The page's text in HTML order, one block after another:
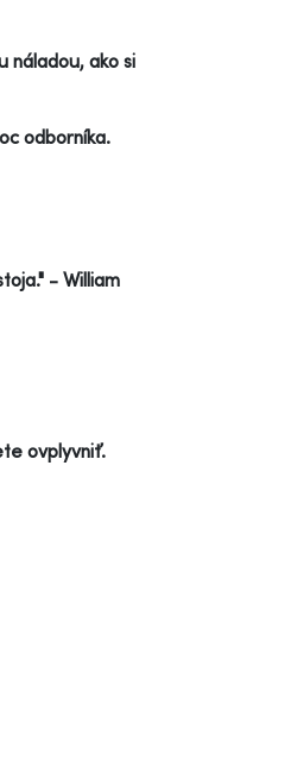
náladou, ako si
odborníka.
- William
ovplyvniť.